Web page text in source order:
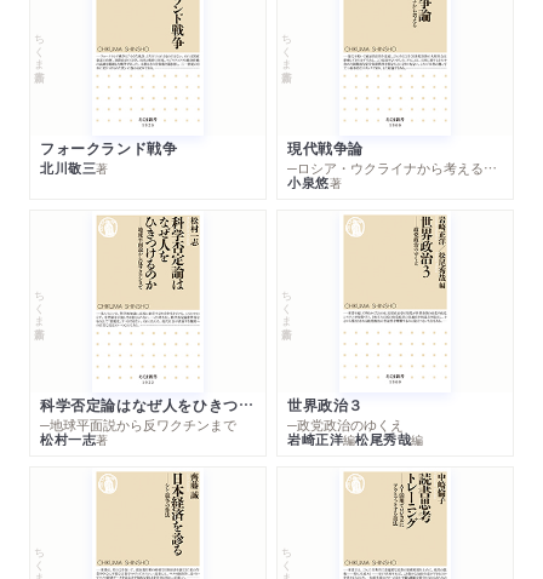
ちくま新書
フォークランド戦争
北川敬三著
ちくま新書
現代戦争論
─ロシア・ウクライナから考える世界の行方
小泉悠著
ちくま新書
科学否定論はなぜ人をひきつけるのか
─地球平面説から反ワクチンまで
松村一志著
ちくま新書
世界政治３
─政党政治のゆくえ
岩崎正洋編松尾秀哉編
ちくま新書 ちくま新書